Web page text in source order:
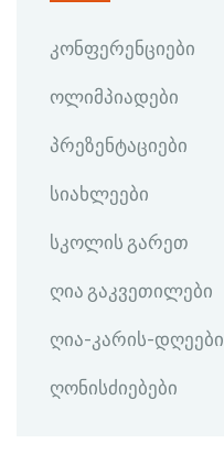
კონფერენციები
ოლიმპიადები
პრეზენტაციები
სიახლეები
სკოლის გარეთ
ღია გაკვეთილები
ღია-კარის-დღეები
ღონისძიებები